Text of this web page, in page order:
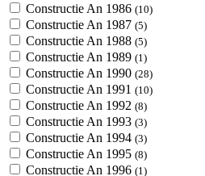
Constructie An 1986 (10)
Constructie An 1987 (5)
Constructie An 1988 (5)
Constructie An 1989 (1)
Constructie An 1990 (28)
Constructie An 1991 (10)
Constructie An 1992 (8)
Constructie An 1993 (3)
Constructie An 1994 (3)
Constructie An 1995 (8)
Constructie An 1996 (1)